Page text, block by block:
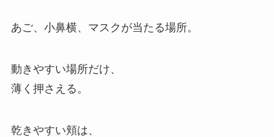
あご、小鼻横、マスクが当たる場所。
動きやすい場所だけ、
薄く押さえる。
乾きやすい頬は、